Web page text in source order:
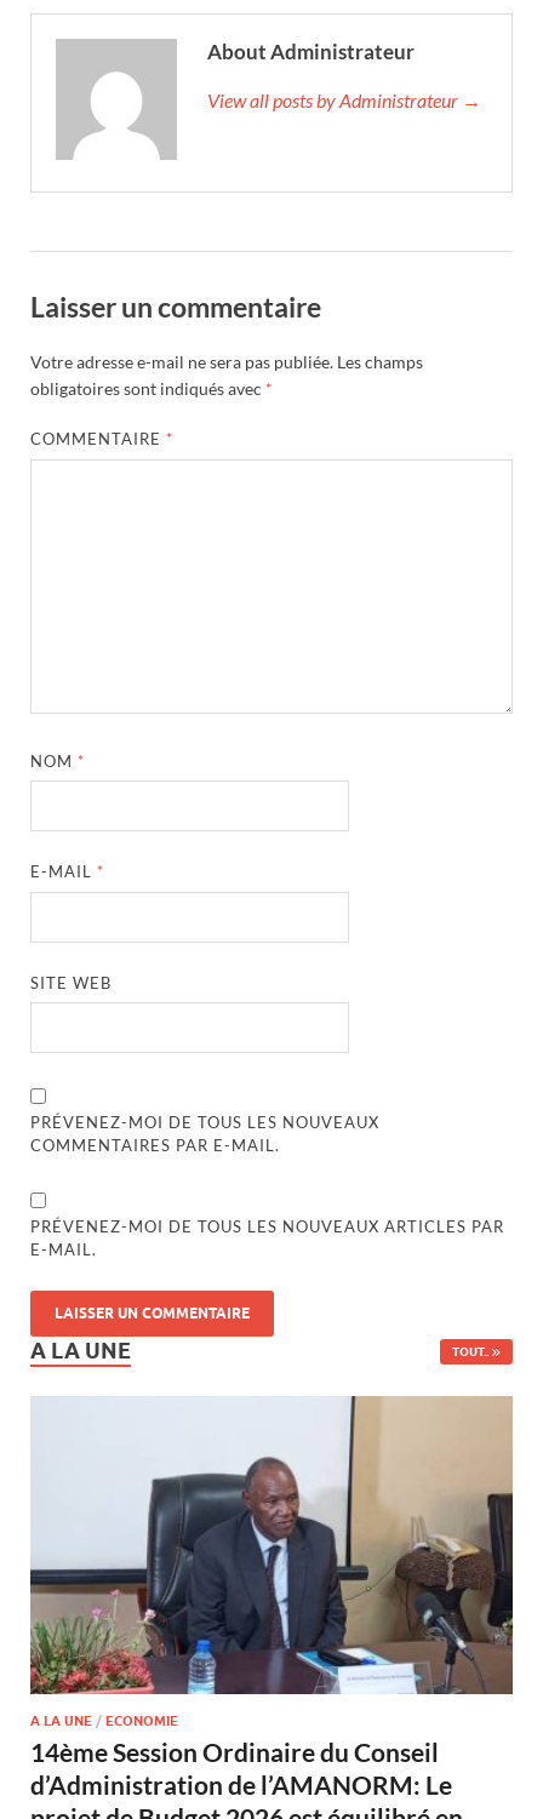
About Administrateur
View all posts by Administrateur →
Laisser un commentaire
Votre adresse e-mail ne sera pas publiée. Les champs
obligatoires sont indiqués avec *
COMMENTAIRE *
NOM *
E-MAIL *
SITE WEB
PRÉVENEZ-MOI DE TOUS LES NOUVEAUX
COMMENTAIRES PAR E-MAIL.
PRÉVENEZ-MOI DE TOUS LES NOUVEAUX ARTICLES PAR
E-MAIL.
A LA UNE TOUT..
A LA UNE / ECONOMIE
14ème Session Ordinaire du Conseil
d’Administration de l’AMANORM: Le